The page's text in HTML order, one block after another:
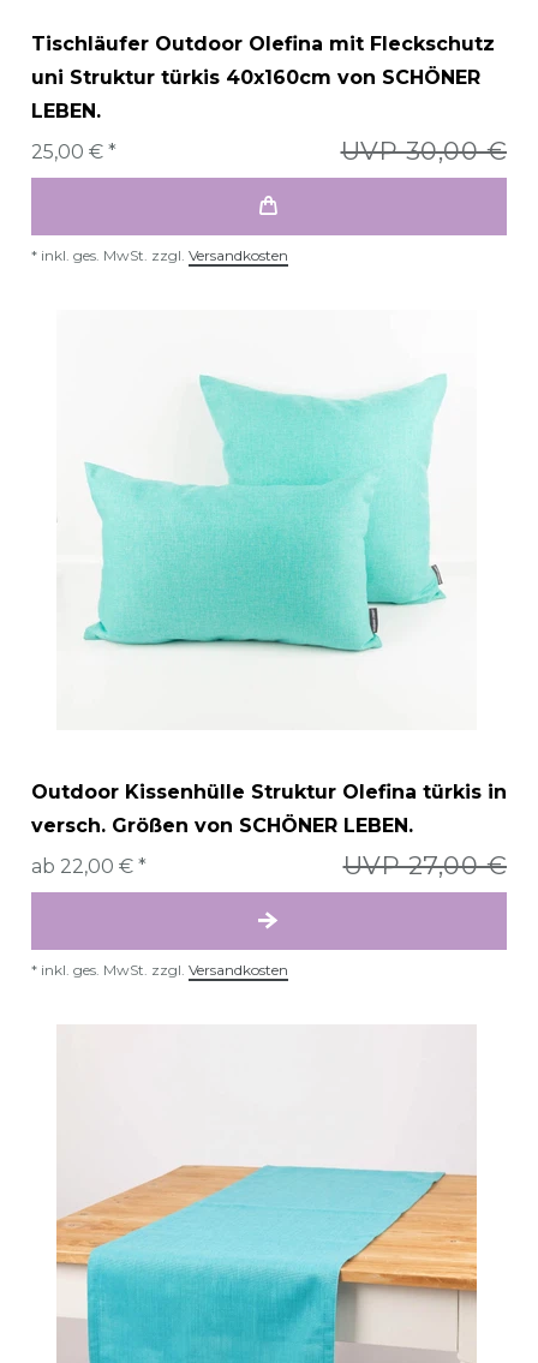
Tischläufer Outdoor Olefina mit Fleckschutz
uni Struktur türkis 40x160cm von SCHÖNER
LEBEN.
UVP 30,00 €
25,00 € *
* inkl. ges. MwSt. zzgl. Versandkosten
Outdoor Kissenhülle Struktur Olefina türkis in
versch. Größen von SCHÖNER LEBEN.
UVP 27,00 €
ab 22,00 € *
* inkl. ges. MwSt. zzgl. Versandkosten